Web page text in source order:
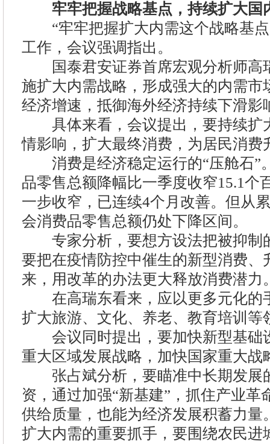
牢牢把握战略基点，持续扩大国
“牢牢把握扩大内需这个战略基点
工作，会议强调指出。
国泰君安证券首席宏观分析师高
施扩大内需战略，形成强大的内需市
经济增速，抵御海外经济持续下滑影
具体来看，会议提出，要持续扩
情影响，扩大最终消费，为居民消费
消费是经济稳定运行的“压舱石”
品零售总额降幅比一季度收窄15.1个
一步收窄，已连续4个月改善。但从
会消费品零售总额仍处下降区间。
专家分析，要想方设法把被抑制
要把在疫情防控中催生的新型消费、
来，用改革的办法更大释放消费潜力
在高瑞东看来，应以更多元化的
扩大旅游、文化、养老、教育培训等
会议同时提出，要加快新型基础
重大区域发展战略，加快国家重大战
张占斌分析，要瞄准中长期发展
资，通过加强“新基建”，抓住产业革
供给质量，也能为经济发展积蓄力量
扩大内需的重要抓手，要围绕农民进